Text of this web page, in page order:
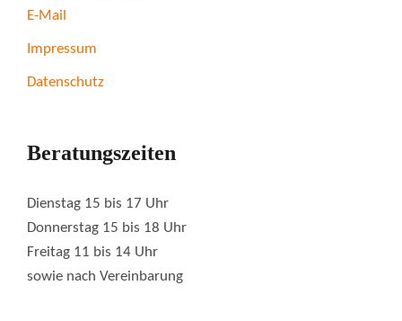
E-Mail
Impressum
Datenschutz
Beratungszeiten
Dienstag 15 bis 17 Uhr
Donnerstag 15 bis 18 Uhr
Freitag 11 bis 14 Uhr
sowie nach Vereinbarung